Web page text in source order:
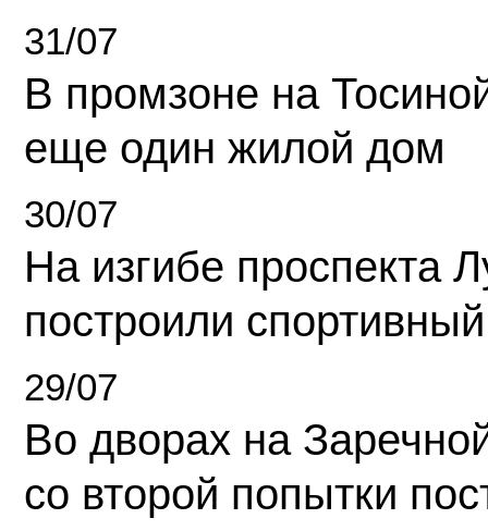
31/07
В промзоне на
еще один жилой дом
30/07
На изгибе проспекта
построили
29/07
Во дворах на
со второй попытки